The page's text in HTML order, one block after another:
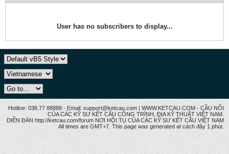
User has no subscribers to display...
Hotline: 038.77 88888 - Email: support@ketcau.com | WWW.KETCAU.COM - CẦU NỐI
CỦA CÁC KỸ SƯ KẾT CẤU CÔNG TRÌNH, ĐỊA KỸ THUẬT VIỆT NAM.
DIỄN ĐÀN http://ketcau.com/forum NƠI HỘI TỤ CỦA CÁC KỸ SƯ KẾT CÂU VIỆT NAM
All times are GMT+7. This page was generated at cách đây 1 phút.